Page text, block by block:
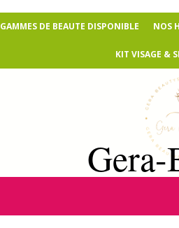
GAMMES DE BEAUTE DISPONIBLE NOS
KIT VISAGE &
Gera-